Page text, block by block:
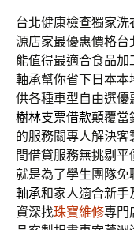
台北健康檢查獨家洗
源店家最優惠價格台
能值得最適合食品加
軸承幫你省下日本
供各種車型自由選
樹林支票借款顛覆當
的服務關專人解決客
間借貸服務無挑剔
就是為了學生團隊
軸承和家人適合新手
資深找珠寶維修專門